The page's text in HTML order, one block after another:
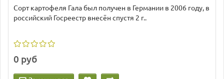
Сорт картофеля Гала был получен в Германии в 2006 году, в
российский Госреестр внесён спустя 2 г..
0 руб